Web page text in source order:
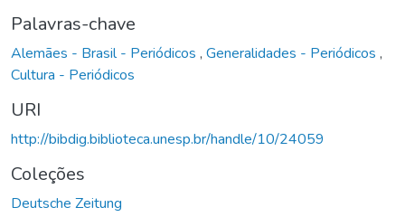
Palavras-chave
Alemães - Brasil - Periódicos , Generalidades - Periódicos ,
Cultura - Periódicos
URI
http://bibdig.biblioteca.unesp.br/handle/10/24059
Coleções
Deutsche Zeitung